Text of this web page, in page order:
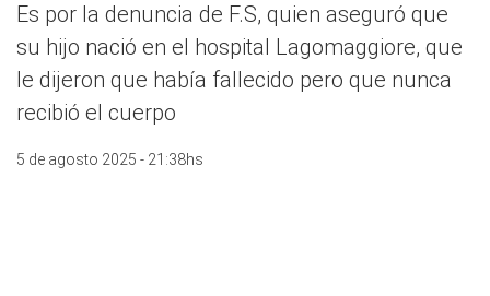
Es por la denuncia de F.S, quien aseguró que
su hijo nació en el hospital Lagomaggiore, que
le dijeron que había fallecido pero que nunca
recibió el cuerpo
5 de agosto 2025 - 21:38hs